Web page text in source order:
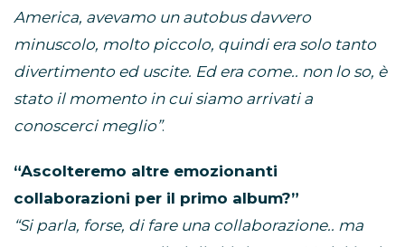
America, avevamo un autobus davvero
minuscolo, molto piccolo, quindi era solo tanto
divertimento ed uscite. Ed era come.. non lo so, è
stato il momento in cui siamo arrivati a
conoscerci meglio”.
“Ascolteremo altre emozionanti
collaborazioni per il primo album?”
“Si parla, forse, di fare una collaborazione.. ma